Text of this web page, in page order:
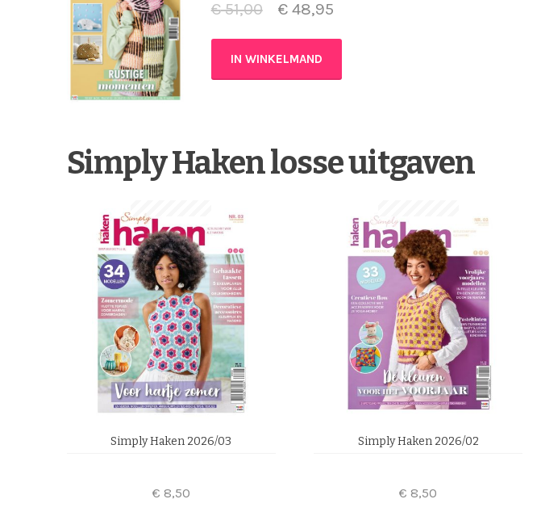
€51,00 €48,95
IN WINKELMAND
Simply Haken losse uitgaven
Simply Haken 2026/03
€ 8,50
Simply Haken 2026/02
€ 8,50